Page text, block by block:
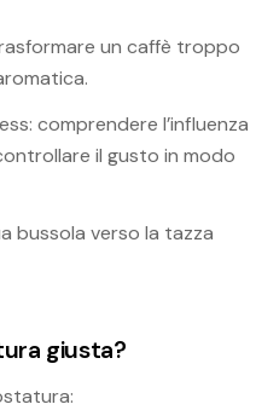
un caffè troppo
comprendere l’influenza
il gusto in modo
bussola verso la tazza
giusta?